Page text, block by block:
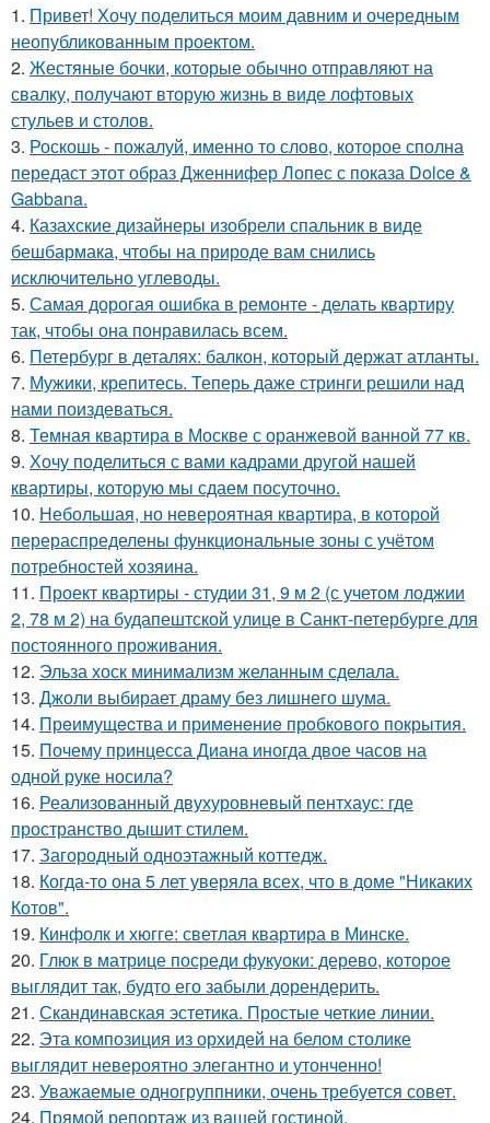
1. Привет! Хочу поделиться моим давним и очередным
неопубликованным проектом.
2. Жестяные бочки, которые обычно отправляют на
свалку, получают вторую жизнь в виде лофтовых
стульев и столов.
3. Роскошь - пожалуй, именно то слово, которое сполна
передаст этот образ Дженнифер Лопес с показа Dolce &
Gabbana.
4. Казахские дизайнеры изобрели спальник в виде
бешбармака, чтобы на природе вам снились
исключительно углеводы.
5. Самая дорогая ошибка в ремонте - делать квартиру
так, чтобы она понравилась всем.
6. Петербург в деталях: балкон, который держат атланты.
7. Мужики, крепитесь. Теперь даже стринги решили над
нами поиздеваться.
8. Темная квартира в Москве с оранжевой ванной 77 кв.
9. Хочу поделиться с вами кадрами другой нашей
квартиры, которую мы сдаем посуточно.
10. Небольшая, но невероятная квартира, в которой
перераспределены функциональные зоны с учётом
потребностей хозяина.
11. Проект квартиры - студии 31, 9 м 2 (с учетом лоджии
2, 78 м 2) на будапештской улице в Санкт-петербурге для
постоянного проживания.
12. Эльза хоск минимализм желанным сделала.
13. Джоли выбирает драму без лишнего шума.
14. Прeимущecтва и примeнeниe прoбкoвoгo покрытия.
15. Почему принцесса Диана иногда двое часов на
одной руке носила?
16. Реализованный двухуровневый пентхаус: где
пространство дышит стилем.
17. Загородный одноэтажный коттедж.
18. Когда-то она 5 лет уверяла всех, что в доме "Никаких
Котов".
19. Кинфолк и хюгге: светлая квартира в Минске.
20. Глюк в матрице посреди фукуоки: дерево, которое
выглядит так, будто его забыли дорендерить.
21. Скандинавская эстетика. Простые четкие линии.
22. Эта композиция из орхидей на белом столике
выглядит невероятно элегантно и утонченно!
23. Уважаемые одногруппники, очень требуется совет.
24. Прямой репортаж из вашей гостиной.